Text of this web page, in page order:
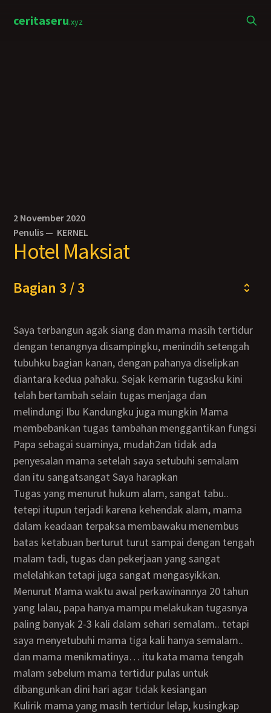
ceritaseru.xyz
2 November 2020
Penulis — KERNEL
Hotel Maksiat
Bagian 3 / 3
Saya terbangun agak siang dan mama masih tertidur
dengan tenangnya disampingku, menindih setengah
tubuhku bagian kanan, dengan pahanya diselipkan
diantara kedua pahaku. Sejak kemarin tugasku kini
telah bertambah selain tugas menjaga dan
melindungi Ibu Kandungku juga mungkin Mama
membebankan tugas tambahan menggantikan fungsi
Papa sebagai suaminya, mudah2an tidak ada
penyesalan mama setelah saya setubuhi semalam
dan itu sangatsangat Saya harapkan
Tugas yang menurut hukum alam, sangat tabu..
tetepi itupun terjadi karena kehendak alam, mama
dalam keadaan terpaksa membawaku menembus
batas ketabuan berturut turut sampai dengan tengah
malam tadi, tugas dan pekerjaan yang sangat
melelahkan tetapi juga sangat mengasyikkan.
Menurut Mama waktu awal perkawinannya 20 tahun
yang lalau, papa hanya mampu melakukan tugasnya
paling banyak 2-3 kali dalam sehari semalam.. tetapi
saya menyetubuhi mama tiga kali hanya semalam..
dan mama menikmatinya… itu kata mama tengah
malam sebelum mama tertidur pulas untuk
dibangunkan dini hari agar tidak kesiangan
Kulirik mama yang masih tertidur lelap, kusingkap